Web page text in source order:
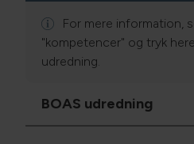
For mere information,
"kompetencer" og tryk
udredning.
BOAS udredning